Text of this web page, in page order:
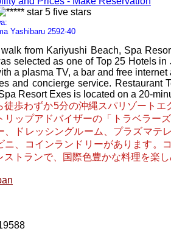
Yashibaru 2592-40
from Kariyushi Beach, Spa
selected as one of Top 25 Hotels
a plasma TV, a bar and free
and concierge service. Restaurant
Resort Exes is located on a 20-
徒歩わずか5分の沖縄スパリゾート
リップアドバイザーの「トラベラー
、ドレッシングル​​ーム、プラズマ
ニ、コインランドリーがあります。
ストランで、国際色豊かな料理を楽